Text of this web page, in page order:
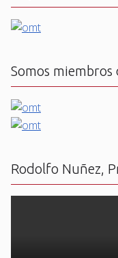
Somos miembros
Rodolfo Nuñez,